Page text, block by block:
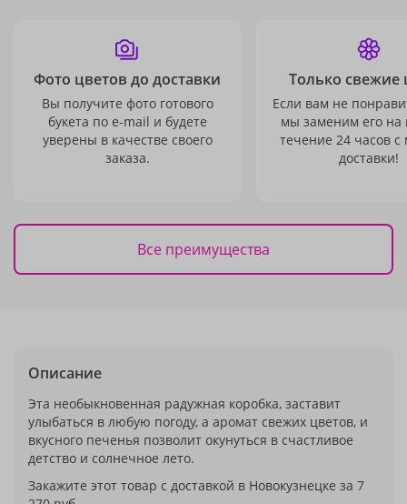
Фото цветов до доставки
Вы получите фото готового
букета по e-mail и будете
уверены в качестве своего
заказа.
Только свежие
Если вам не
мы заменим его на
течение 24 часов с
доставки!
Все преимущества
Описание
Эта необыкновенная радужная коробка, заставит
улыбаться в любую погоду, а аромат свежих цветов, и
вкусного печенья позволит окунуться в счастливое
детство и солнечное лето.
Закажите этот товар с доставкой в Новокузнецке за 7